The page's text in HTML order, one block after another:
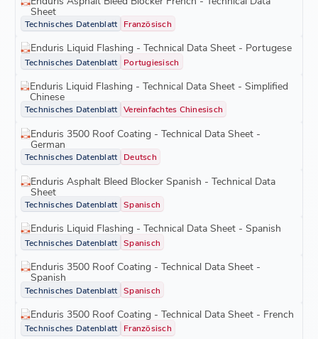
Sheet
Technisches Datenblatt Französisch
Enduris Liquid Flashing - Technical Data Sheet - Portugese
Technisches Datenblatt Portugiesisch
Enduris Liquid Flashing - Technical Data Sheet - Simplified
Chinese
Technisches Datenblatt Vereinfachtes Chinesisch
Enduris 3500 Roof Coating - Technical Data Sheet -
German
Technisches Datenblatt Deutsch
Enduris Asphalt Bleed Blocker Spanish - Technical Data
Sheet
Technisches Datenblatt Spanisch
Enduris Liquid Flashing - Technical Data Sheet - Spanish
Technisches Datenblatt Spanisch
Enduris 3500 Roof Coating - Technical Data Sheet -
Spanish
Technisches Datenblatt Spanisch
Enduris 3500 Roof Coating - Technical Data Sheet - French
Technisches Datenblatt Französisch